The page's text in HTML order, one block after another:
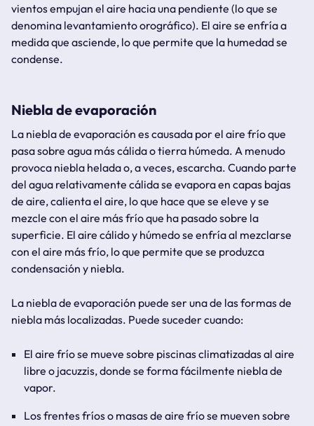
vientos empujan el aire hacia una pendiente (lo que se
denomina levantamiento orográfico). El aire se enfría a
medida que asciende, lo que permite que la humedad se
condense.
Niebla de evaporación
La niebla de evaporación es causada por el aire frío que
pasa sobre agua más cálida o tierra húmeda. A menudo
provoca niebla helada o, a veces, escarcha. Cuando parte
del agua relativamente cálida se evapora en capas bajas
de aire, calienta el aire, lo que hace que se eleve y se
mezcle con el aire más frío que ha pasado sobre la
superficie. El aire cálido y húmedo se enfría al mezclarse
con el aire más frío, lo que permite que se produzca
condensación y niebla.
La niebla de evaporación puede ser una de las formas de
niebla más localizadas. Puede suceder cuando:
El aire frío se mueve sobre piscinas climatizadas al aire
libre o jacuzzis, donde se forma fácilmente niebla de
vapor.
Los frentes fríos o masas de aire frío se mueven sobre